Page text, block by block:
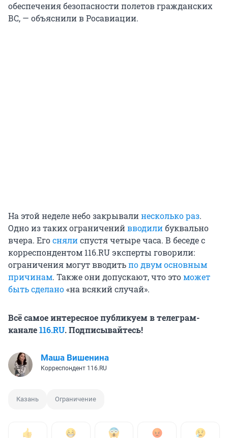
обеспечения безопасности полетов гражданских
ВС, — объяснили в Росавиации.
На этой неделе небо закрывалинесколько раз.
Одно из таких ограниченийвводилибуквально
вчера. Егоснялиспустя четыре часа. В беседе с
корреспондентом 116.RU эксперты говорили:
ограничения могут вводитьпо двум основным
причинам. Также они допускают, что этоможет
быть сделано«на всякий случай».
Всё самое интересное публикуем в телеграм-
канале116.RU. Подписывайтесь!
Маша Вишенина
Корреспондент 116.RU
Казань Ограничение